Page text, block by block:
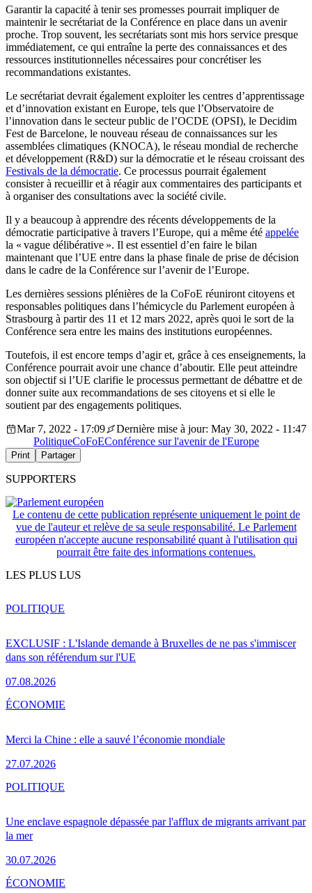
Garantir la capacité à tenir ses promesses pourrait impliquer de
maintenir le secrétariat de la Conférence en place dans un avenir
proche. Trop souvent, les secrétariats sont mis hors service presque
immédiatement, ce qui entraîne la perte des connaissances et des
ressources institutionnelles nécessaires pour concrétiser les
recommandations existantes.
Le secrétariat devrait également exploiter les centres d’apprentissage
et d’innovation existant en Europe, tels que l’Observatoire de
l’innovation dans le secteur public de l’OCDE (OPSI), le Decidim
Fest de Barcelone, le nouveau réseau de connaissances sur les
assemblées climatiques (KNOCA), le réseau mondial de recherche
et développement (R&D) sur la démocratie et le réseau croissant des
Festivals de la démocratie. Ce processus pourrait également
consister à recueillir et à réagir aux commentaires des participants et
à organiser des consultations avec la société civile.
Il y a beaucoup à apprendre des récents développements de la
démocratie participative à travers l’Europe, qui a même été appelée
la « vague délibérative ». Il est essentiel d’en faire le bilan
maintenant que l’UE entre dans la phase finale de prise de décision
dans le cadre de la Conférence sur l’avenir de l’Europe.
Les dernières sessions plénières de la CoFoE réuniront citoyens et
responsables politiques dans l’hémicycle du Parlement européen à
Strasbourg à partir des 11 et 12 mars 2022, après quoi le sort de la
Conférence sera entre les mains des institutions européennes.
Toutefois, il est encore temps d’agir et, grâce à ces enseignements, la
Conférence pourrait avoir une chance d’aboutir. Elle peut atteindre
son objectif si l’UE clarifie le processus permettant de débattre et de
donner suite aux recommandations de ses citoyens et si elle le
soutient par des engagements politiques.
Mar 7, 2022 - 17:09
Dernière mise à jour: May 30, 2022 - 11:47
PolitiqueCoFoEConférence sur l'avenir de l'Europe
Print Partager
SUPPORTERS
Le contenu de cette publication représente uniquement le point de
vue de l'auteur et relève de sa seule responsabilité. Le Parlement
européen n'accepte aucune responsabilité quant à l'utilisation qui
pourrait être faite des informations contenues.
LES PLUS LUS
EXCLUSIF : L'Islande demande à Bruxelles de ne pas s'immiscer
dans son référendum sur l'UE
07.08.2026
POLITIQUE
Merci la Chine : elle a sauvé l’économie mondiale
27.07.2026
ÉCONOMIE
Une enclave espagnole dépassée par l'afflux de migrants arrivant par
la mer
30.07.2026
POLITIQUE
ÉCONOMIE